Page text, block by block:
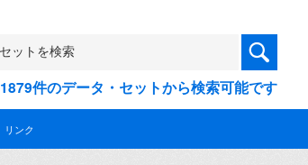
1879件のデータ・セットから検索可能です
リンク